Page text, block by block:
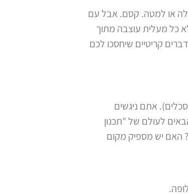
או למטה. קסם. אבל עם
כל מעלית עוצבה מתוך
קריטיים שיחסכו לכם
אתם ניגשים
לעולם של "תכנון
האם יש מספיק מקום